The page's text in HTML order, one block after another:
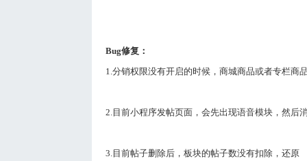
Bug修复：
1.分销权限没有开启的时候，商城商品或者专栏商
2.目前小程序发帖页面，会先出现语音模块，然后
3.目前帖子删除后，板块的帖子数没有扣除，还原